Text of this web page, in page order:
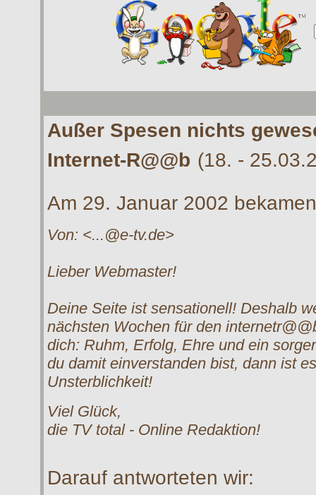
Außer Spesen nichts
Internet-R@@b (18. -
Am 29. Januar 2002
Von: <...@e-tv.de>
Lieber Webmaster!
Deine Seite ist sensationell! Deshalb
nächsten Wochen für den
dich: Ruhm, Erfolg, Ehre und ein
du damit einverstanden bist, dann ist
Unsterblichkeit!
Viel Glück,
die TV total - Online Redaktion!
Darauf antworteten wir: